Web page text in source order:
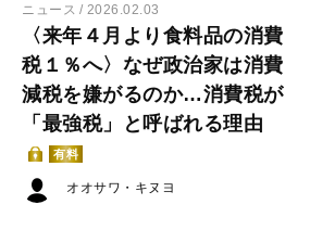
ニュース 2026.02.03
〈来年４月より食料品の消費
税１％へ〉なぜ政治家は消費
減税を嫌がるのか…消費税が
「最強税」と呼ばれる理由
有料
オオサワ・キヌヨ